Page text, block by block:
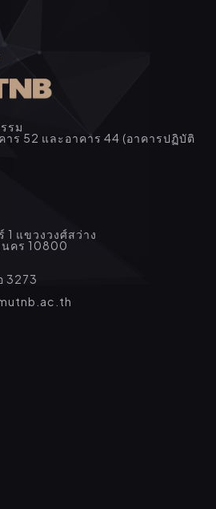
รม
าร 52 และอาคาร 44 (อาคารปฏิบัติ
1 แขวงวงศ์สว่าง
นคร 10800
3273